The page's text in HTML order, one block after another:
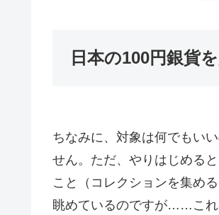
日本の100円銀貨
ちなみに、対象は何でもい
せん。ただ、やりはじめる
こと（コレクションを集め
眺めているのですが……これ